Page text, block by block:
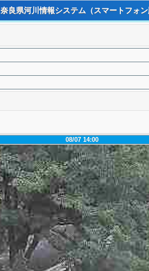
奈良県河川情報システム （スマートフォン
08/07 14:00